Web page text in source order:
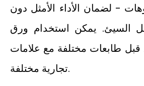
- لضمان الأداء الأمثل دون
السيئ. يمكن استخدام ورق
قبل طابعات مختلفة مع علامات
تجارية مختلفة.